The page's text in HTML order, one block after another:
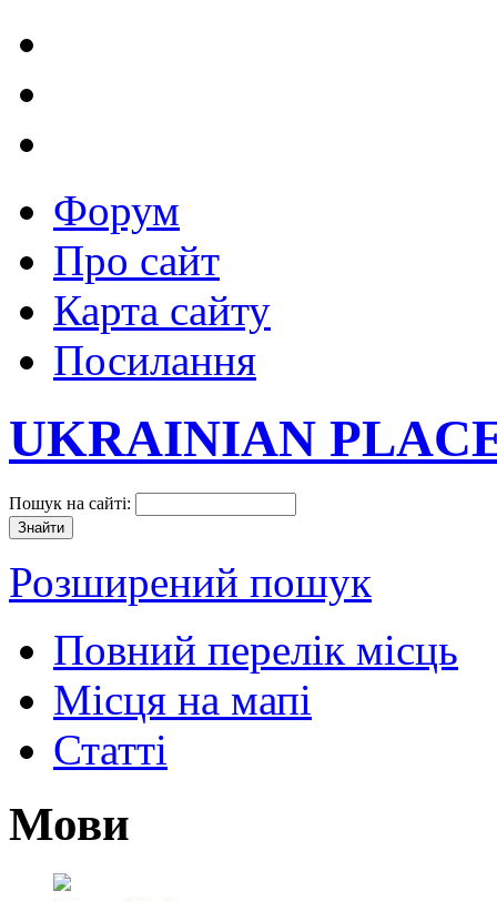
Форум
Про сайт
Карта сайту
Посилання
UKRAINIAN
Пошук на сайті:
Розширений пошук
Повний перелік місць
Місця на мапі
Статті
Мови